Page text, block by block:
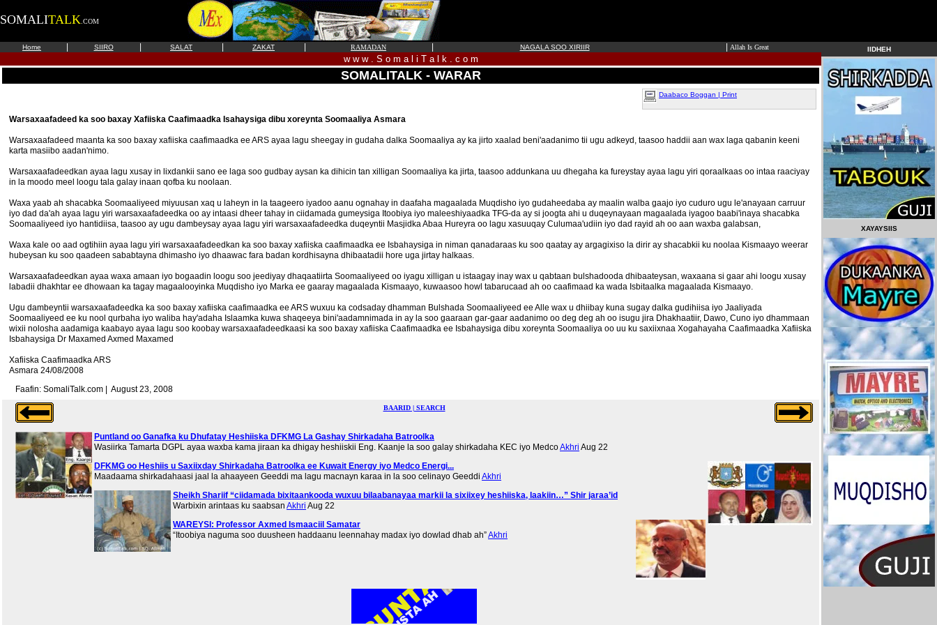
SOMALITALK .COM
Home SIIRO SALAT ZAKAT RAMADAN NAGALA SOO XIRIIR Allah Is Great
w w w . S o m a l i T a l k . c o m
SOMALITALK - WARAR
Daabaco Boggan | Print
Warsaxaafadeed ka soo baxay Xafiiska Caafimaadka Isahaysiga dibu xoreynta Soomaaliya Asmara
Warsaxaafadeed maanta ka soo baxay xafiiska caafimaadka ee ARS ayaa lagu sheegay in gudaha dalka Soomaaliya ay ka jirto xaalad beni'aadanimo tii ugu adkeyd, taasoo haddii aan wax laga qabanin keeni
karta masiibo aadan'nimo.
Warsaxaafadeedkan ayaa lagu xusay in lixdankii sano ee laga soo gudbay aysan ka dihicin tan xilligan Soomaaliya ka jirta, taasoo addunkana uu dhegaha ka fureystay ayaa lagu yiri qoraalkaas oo intaa raaciyay
in la moodo meel loogu tala galay inaan qofba ku noolaan.
Waxa yaab ah shacabka Soomaaliyeed miyuusan xaq u laheyn in la taageero iyadoo aanu ognahay in daafaha magaalada Muqdisho iyo gudaheedaba ay maalin walba gaajo iyo cuduro ugu le'anayaan carruur
iyo dad da'ah ayaa lagu yiri warsaxaafadeedka oo ay intaasi dheer tahay in ciidamada gumeysiga Itoobiya iyo maleeshiyaadka TFG-da ay si joogta ahi u duqeynayaan magaalada iyagoo baabi'inaya shacabka
Soomaaliyeed iyo hantidiisa, taasoo ay ugu dambeysay ayaa lagu yiri warsaxaafadeedka duqeyntii Masjidka Abaa Hureyra oo lagu xasuuqay Culumaa'udiin iyo dad rayid ah oo aan waxba galabsan,
Waxa kale oo aad ogtihiin ayaa lagu yiri warsaxaafadeedkan ka soo baxay xafiiska caafimaadka ee Isbahaysiga in niman qanadaraas ku soo qaatay ay argagixiso la dirir ay shacabkii ku noolaa Kismaayo weerar
hubeysan ku soo qaadeen sababtayna dhimasho iyo dhaawac fara badan kordhisayna dhibaatadii hore uga jirtay halkaas.
Warsaxaafadeedkan ayaa waxa amaan iyo bogaadin loogu soo jeediyay dhaqaatiirta Soomaaliyeed oo iyagu xilligan u istaagay inay wax u qabtaan bulshadooda dhibaateysan, waxaana si gaar ahi loogu xusay
labadii dhakhtar ee dhowaan ka tagay magaalooyinka Muqdisho iyo Marka ee gaaray magaalada Kismaayo, kuwaasoo howl tabarucaad ah oo caafimaad ka wada Isbitaalka magaalada Kismaayo.
Ugu dambeyntii warsaxaafadeedka ka soo baxay xafiiska caafimaadka ee ARS wuxuu ka codsaday dhamman Bulshada Soomaaliyeed ee Alle wax u dhiibay kuna sugay dalka gudihiisa iyo Jaaliyada
Soomaaliyeed ee ku nool qurbaha iyo waliba hay'adaha Islaamka kuwa shaqeeya bini'aadamnimada in ay la soo gaaraan gar-gaar aadanimo oo deg deg ah oo isugu jira Dhakhaatiir, Dawo, Cuno iyo dhammaan
wixii nolosha aadamiga kaabayo ayaa lagu soo koobay warsaxaafadeedkaasi ka soo baxay xafiiska Caafimaadka ee Isbahaysiga dibu xoreynta Soomaaliya oo uu ku saxiixnaa Xogahayaha Caafimaadka Xafiiska
Isbahaysiga Dr Maxamed Axmed Maxamed
Xafiiska Caafimaadka ARS
Asmara 24/08/2008
Faafin: SomaliTalk.com | August 23, 2008
BAARID | SEARCH
Puntland oo Ganafka ku Dhufatay Heshiiska DFKMG La Gashay Shirkadaha Batroolka
Wasiirka Tamarta DGPL ayaa waxba kama jiraan ka dhigay heshiiskii Eng. Kaanje la soo galay shirkadaha KEC iyo MedcoAkhri Aug 22
DFKMG oo Heshiis u Saxiixday Shirkadaha Batroolka ee Kuwait Energy iyo Medco Energi...
Maadaama shirkadahaasi jaal la ahaayeen Geeddi ma lagu macnayn karaa in la soo celinayo Geeddi Akhri
Sheikh Shariif “ciidamada bixitaankooda wuxuu bilaabanayaa markii la sixiixey heshiiska, laakiin…” Shir jaraa’id
Warbixin arintaas ku saabsan Akhri Aug 22
WAREYSI: Professor Axmed Ismaaciil Samatar
“Itoobiya naguma soo duusheen haddaanu leennahay madax iyo dowlad dhab ah”Akhri
IIDHEH
XAYAYSIIS